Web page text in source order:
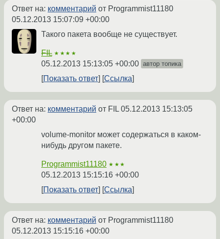
Ответ на: комментарий от Programmist11180
05.12.2013 15:07:09 +00:00
Такого пакета вообще не существует.
FIL ★★★★
05.12.2013 15:13:05 +00:00 автор топика
Показать ответ Ссылка
Ответ на: комментарий от FIL05.12.2013 15:13:05
+00:00
volume-monitor может содержаться в каком-
нибудь другом пакете.
Programmist11180 ★★★
05.12.2013 15:15:16 +00:00
Показать ответ
Ссылка
Ответ на: комментарий от Programmist11180
05.12.2013 15:15:16 +00:00